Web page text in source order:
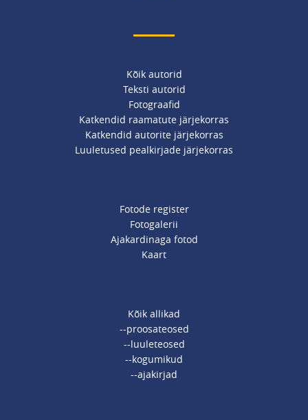
Kõik autorid
Teksti autorid
Fotograafid
Katkendid raamatute järjekorras
Katkendid autorite järjekorras
Luuletused pealkirjade järjekorras
Fotode register
Fotogalerii
Ajakardinaga fotod
Kaart
Kõik allikad
--proosateosed
--luuleteosed
--kogumikud
--ajakirjad